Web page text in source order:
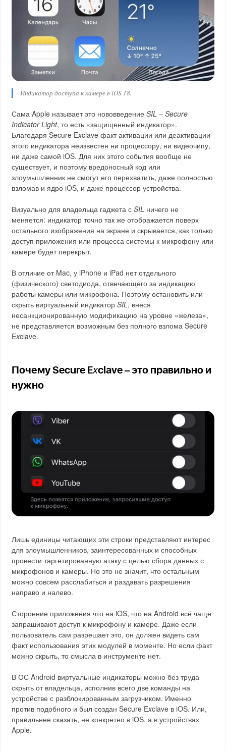
Индикатор доступа к камере в iOS 18.
Сама Apple называет это нововведениеSIL –Secure
Indicator Light, то есть «защищенный индикатор».
Благодаря Secure Exclave факт активации или деактивации
этого индикатора неизвестен ни процессору, ни видеочипу,
ни даже самой iOS. Для них этого события вообще не
существует, и поэтому вредоносный код или
злоумышленник не смогут его перехватить, даже полностью
взломав и ядро iOS, и даже процессор устройства.
Визуально для владельца гаджета сSIL ничего не
меняется: индикатор точно так же отображается поверх
остального изображения на экране и скрывается, как только
доступ приложения или процесса системы к микрофону или
камере будет перекрыт.
В отличие от Mac, у iPhone и iPad нет отдельного
(физического) светодиода, отвечающего за индикацию
работы камеры или микрофона. Поэтому остановить или
скрыть виртуальный индикаторSIL, внеся
несанкционированную модификацию на уровне «железа»,
не представляется возможным без полного взлома Secure
Exclave.
Почему Secure Exclave – это правильно и
нужно
Лишь единицы читающих эти строки представляют интерес
для злоумышленников, заинтересованных и способных
провести таргетированную атаку с целью сбора данных с
микрофонов и камеры. Но это не значит, что остальным
можно совсем расслабиться и раздавать разрешения
направо и налево.
Сторонние приложения что на iOS, что на Android всё чаще
запрашивают доступ к микрофону и камере. Даже если
пользователь сам разрешает это, он должен видеть сам
факт использования этих модулей в моменте. Но если факт
можно скрыть, то смысла в инструменте нет.
В ОС Android виртуальные индикаторы можно без труда
скрыть от владельца, исполнив всего две команды на
устройстве с разблокированным загрузчиком. Именно
против подобного и был создан Secure Exclave в iOS. Или,
правильнее сказать, не конкретнов iOS, а в устройствах
Apple.